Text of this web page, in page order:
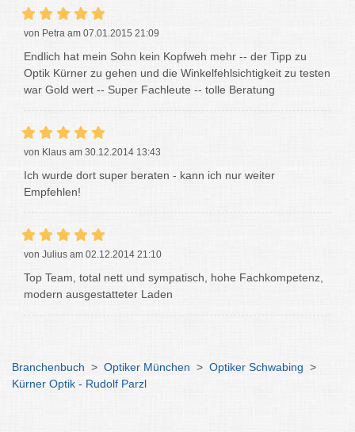
von Petra am 07.01.2015 21:09
Endlich hat mein Sohn kein Kopfweh mehr -- der Tipp zu
Optik Kürner zu gehen und die Winkelfehlsichtigkeit zu testen
war Gold wert -- Super Fachleute -- tolle Beratung
von Klaus am 30.12.2014 13:43
Ich wurde dort super beraten - kann ich nur weiter
Empfehlen!
von Julius am 02.12.2014 21:10
Top Team, total nett und sympatisch, hohe Fachkompetenz,
modern ausgestatteter Laden
Branchenbuch > Optiker München > Optiker Schwabing >
Kürner Optik - Rudolf Parzl